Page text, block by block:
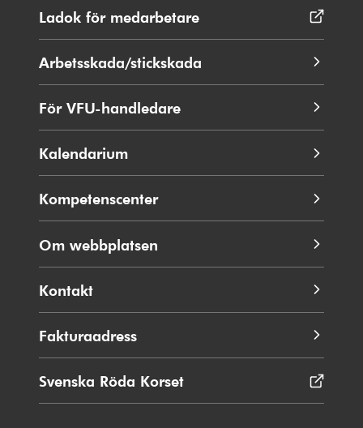
fönster
Ladok för medarbetare
i
fönster
Arbetsskada/stickskada
För VFU-handledare
Kalendarium
Kompetenscenter
Om webbplatsen
Kontakt
Fakturaadress
Svenska Röda Korset
i